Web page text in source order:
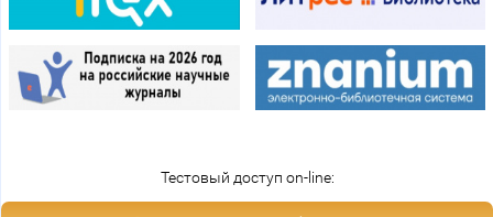
Тестовый доступ on-line: